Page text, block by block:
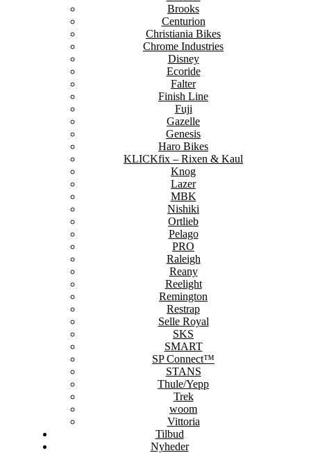
Brooks
Centurion
Christiania Bikes
Chrome Industries
Disney
Ecoride
Falter
Finish Line
Fuji
Gazelle
Genesis
Haro Bikes
KLICKfix – Rixen & Kaul
Knog
Lazer
MBK
Nishiki
Ortlieb
Pelago
PRO
Raleigh
Reany
Reelight
Remington
Restrap
Selle Royal
SKS
SMART
SP Connect™
STANS
Thule/Yepp
Trek
woom
Vittoria
Tilbud
Nyheder